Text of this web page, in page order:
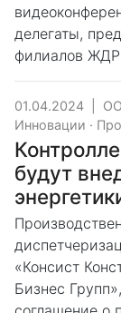
делегаты,
филиалов
01.04.2024
Инновации ·
будут
«Консист
Бизнес